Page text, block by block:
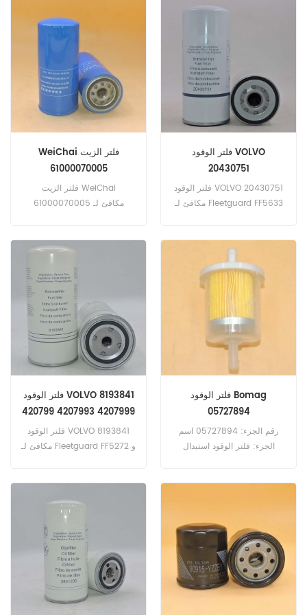
AF25960 اسم الجزء: فلتر
الهواء استبدال العلامة التجارية:
Fleetguard
9601-A ، GMC 15619013 ،
جون ديري RE34962 ، مان
C24523. رقم الجزء: AF4878
اسم الجزء: فلتر الهواء استبدال
WeiChai فلتر الزيت
61000070005
فلتر الزيت WeiChai
61000070005 مكافئ لـ
الجزء: فلتر الزيت استبدال
فلتر الوقود VOLVO
20430751
فلتر الوقود VOLVO 20430751
مكافئ لـ Fleetguard FF5633
15126069 و 20405160 و
اسم الجزء: فلتر الوقود استبدال
العلامة التجارية: فولفو
فلتر الوقود VOLVO 8193841
420799 4207993 4207999
فلتر الوقود VOLVO 8193841
مكافئ لـ Fleetguard FF5272 و
WK9627 و VOLVO 420799 و
80676462. رقم الجزء:
8193841 اسم الجزء: فلتر الوقود
استبدال العلامة التجارية: فولفو
فلتر الوقود Bomag
05727894
رقم الجزء: 05727894 اسم
الجزء: فلتر الوقود استبدال